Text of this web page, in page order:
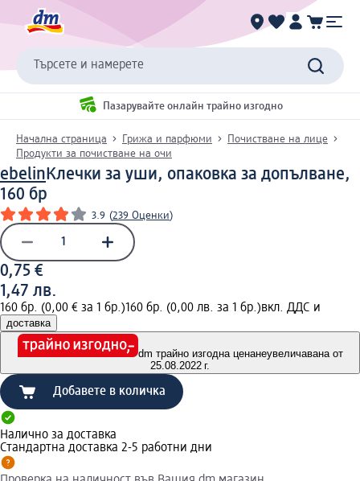
Търсете и намерете
Пазарувайте онлайн трайно изгодно
Начална страница Грижа и парфюми
Почистване на лице
Продукти за почистване на очи
ebelin Клечки за уши, опаковка за допълване,
160 бр
3.9 (239 Оценки)
0,75 €
1,47 лв.
160 бр. (0,00 € за 1 бр.)160 бр. (0,00 лв. за 1 бр.)вкл. ДДС и
доставка
dm трайно изгодна ценанеувеличавана от
25.08.2022 г.
Добавете в количка
Налично за доставка
Стандартна доставка 2-5 работни дни